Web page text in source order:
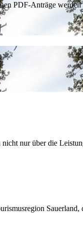
PDF-Anträge
nur über die
Sauerland,